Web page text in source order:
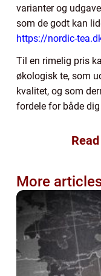
varianter og
som de godt kan
https://nordic-
Til en rimelig pris
økologisk te, som
kvalitet, og som
fordele for både
More